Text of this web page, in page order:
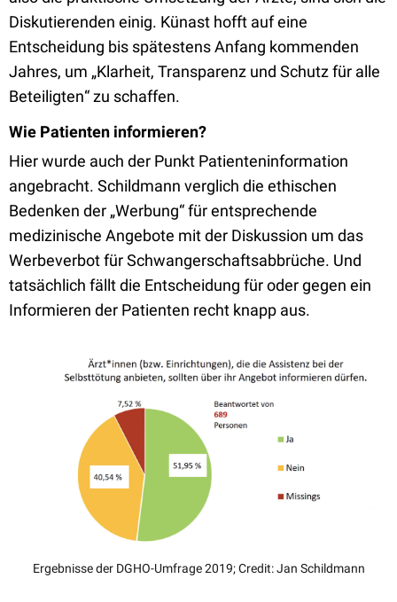
Diskutierenden einig. Künast hofft auf eine
Entscheidung bis spätestens Anfang kommenden
Jahres, um „Klarheit, Transparenz und Schutz für alle
Beteiligten“ zu schaffen.
Wie Patienten informieren?
Hier wurde auch der Punkt Patienteninformation
angebracht. Schildmann verglich die ethischen
Bedenken der „Werbung“ für entsprechende
medizinische Angebote mit der Diskussion um das
Werbeverbot für Schwangerschaftsabbrüche. Und
tatsächlich fällt die Entscheidung für oder gegen ein
Informieren der Patienten recht knapp aus.
Ergebnisse der DGHO-Umfrage 2019; Credit: Jan Schildmann